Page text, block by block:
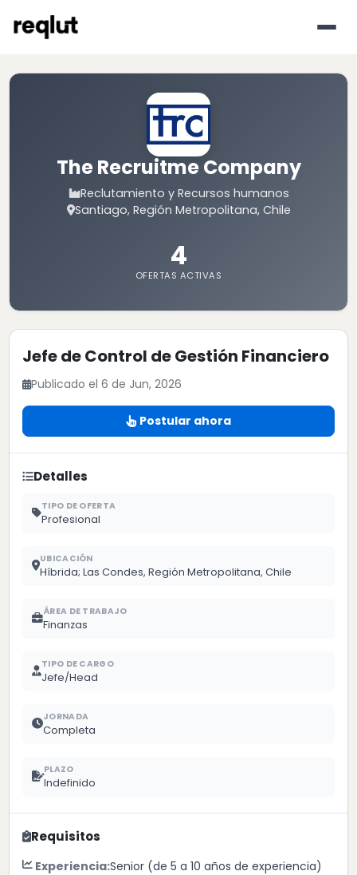
The Recruitme Company
Reclutamiento y Recursos humanos
Santiago, Región Metropolitana, Chile
4
OFERTAS ACTIVAS
Jefe de Control de Gestión Financiero
Publicado el 6 de Jun, 2026
Postular ahora
Detalles
TIPO DE OFERTA
Profesional
UBICACIÓN
Híbrida; Las Condes, Región Metropolitana, Chile
ÁREA DE TRABAJO
Finanzas
TIPO DE CARGO
Jefe/Head
JORNADA
Completa
PLAZO
Indefinido
Requisitos
Experiencia:Senior (de 5 a 10 años de experiencia)